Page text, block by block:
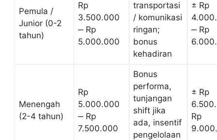
Pemula /
Junior (0-2
tahun)
Rp
3.500.000
‒ Rp
5.000.000
transportasi
/ komunikasi
ringan;
bonus
kehadiran
± Rp
‒ Rp
Menengah
(2-4 tahun)
Rp
5.000.000
‒ Rp
7.500.000
Bonus
performa,
tunjangan
shift jika
ada, insentif
pengelolaan
± Rp
Rp